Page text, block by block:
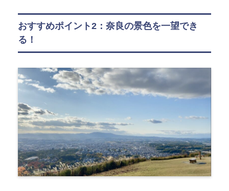
おすすめポイント2：奈良の景色を一望でき
る！